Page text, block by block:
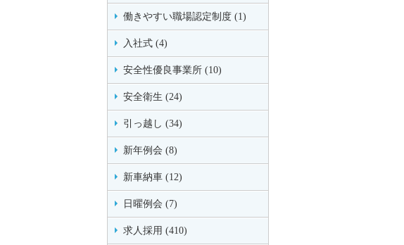
働きやすい職場認定制度 (1)
入社式 (4)
安全性優良事業所 (10)
安全衛生 (24)
引っ越し (34)
新年例会 (8)
新車納車 (12)
日曜例会 (7)
求人採用 (410)